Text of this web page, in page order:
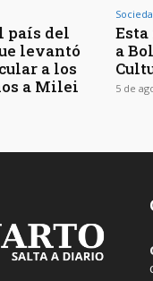
país del
levantó
a los
a Milei
Esta
a
5 de